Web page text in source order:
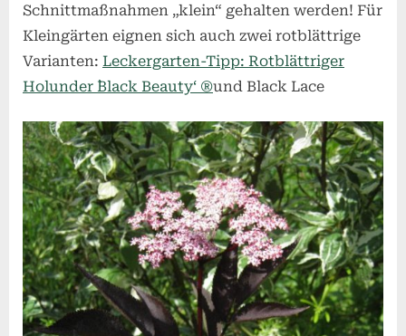
Schnittmaßnahmen „klein“ gehalten werden! Für
Kleingärten eignen sich auch zwei rotblättrige
Varianten: Leckergarten-Tipp: Rotblättriger
Holunder `Black Beauty‘ ®und Black Lace